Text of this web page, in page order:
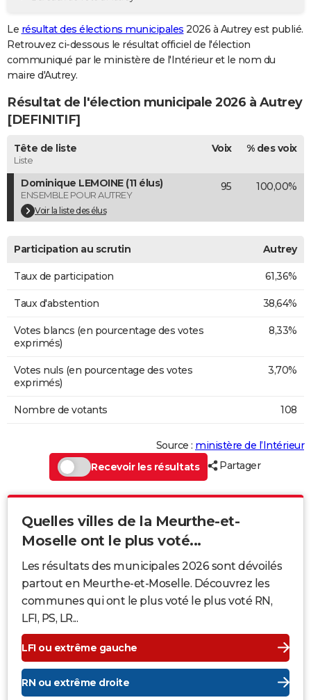
GUIDES D'ACHAT
BONS PLANS
CARTE DE VOEUX
Carte de Noël
Carte Bonne année
Carte Saint-Valentin
Carte Pâques
Carte d'anniversaire
DICTIONNAIRE
Dictionnaire
Biographies
Citations
Expressions
Proverbes
PROGRAMME TV
COPAINS D'AVANT
S'inscrire
Se connecter
Lycées
Collèges
Primaires
Universités
Entreprises
Service militaire
Avis de recherche
AVIS DE DÉCÈS
FORUM
Le résultat des élections municipales 2026 à Autrey est publié.
Retrouvez ci-dessous le résultat officiel de l'élection
communiqué par le ministère de l'Intérieur et le nom du
maire d'Autrey.
Résultat de l'élection municipale 2026 à Autrey
[DEFINITIF]
Tête de liste
Liste
Voix % des voix
Dominique LEMOINE (11 élus)
ENSEMBLE POUR AUTREY
Voir la liste des élus
95 100,00%
Participation au scrutin Autrey
Taux de participation 61,36%
Taux d'abstention 38,64%
Votes blancs (en pourcentage des votes
exprimés)
8,33%
Votes nuls (en pourcentage des votes
exprimés)
3,70%
Nombre de votants 108
Source : ministère de l’Intérieur
Recevoir les résultats
Partager
Quelles villes de la Meurthe-et-
Moselle ont le plus voté...
Les résultats des municipales 2026 sont dévoilés
partout en Meurthe-et-Moselle. Découvrez les
communes qui ont le plus voté le plus voté RN,
LFI, PS, LR...
LFI ou extrême gauche
RN ou extrême droite